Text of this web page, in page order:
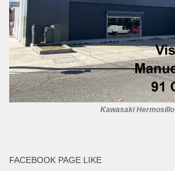
Kawasaki Hermosillo
FACEBOOK PAGE LIKE